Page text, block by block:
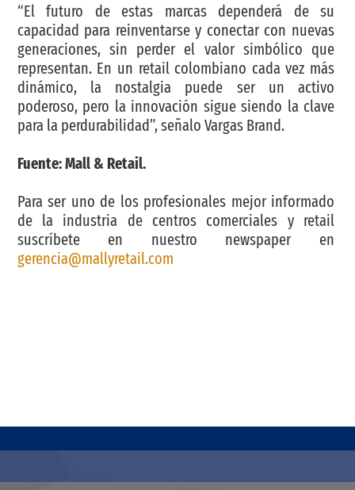
“El futuro de estas marcas dependerá de su
capacidad para reinventarse y conectar con nuevas
generaciones, sin perder el valor simbólico que
representan. En un retail colombiano cada vez más
dinámico, la nostalgia puede ser un activo
poderoso, pero la innovación sigue siendo la clave
para la perdurabilidad”, señalo Vargas Brand.
Fuente: Mall & Retail.
Para ser uno de los profesionales mejor informado
de la industria de centros comerciales y retail
suscríbete en nuestro newspaper en
gerencia@mallyretail.com